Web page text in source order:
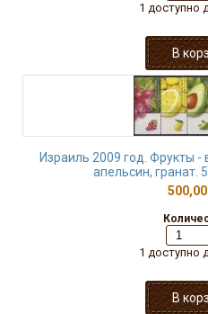
1 доступно
Израиль 2009 год. Фрукты -
апельсин, гранат.
1 доступно